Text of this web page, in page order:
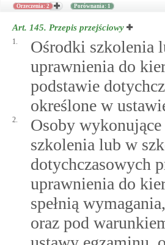
Orzeczenia: 2 Porównania: 1
Art. 145. Przepis przejściowy
1.
Ośrodki szkolenia
uprawnienia do
podstawie
określone w
2.
Osoby
szkolenia lub w
dotychczasowych
uprawnienia do
spełnią
oraz pod